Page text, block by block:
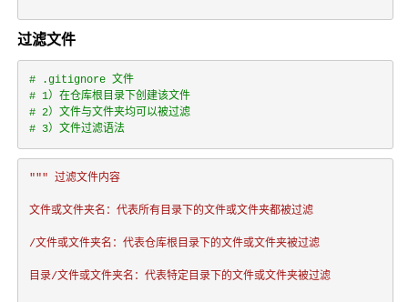
过滤文件
# .gitignore 文件
# 1）在仓库根目录下创建该文件
# 2）文件与文件夹均可以被过滤
# 3）文件过滤语法
""" 过滤文件内容
文件或文件夹名：代表所有目录下的文件或文件夹都被过滤
/文件或文件夹名：代表仓库根目录下的文件或文件夹被过滤
目录/文件或文件夹名：代表特定目录下的文件或文件夹被过滤